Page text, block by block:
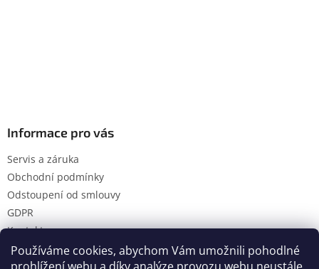
Používáme cookies, abychom Vám umožnili pohodlné
Informace pro vás
Servis a záruka
Obchodní podmínky
Odstoupení od smlouvy
GDPR
Kontakty